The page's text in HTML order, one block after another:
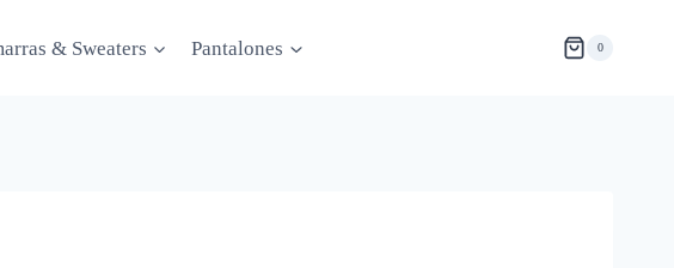
& Sweaters Pantalones 0